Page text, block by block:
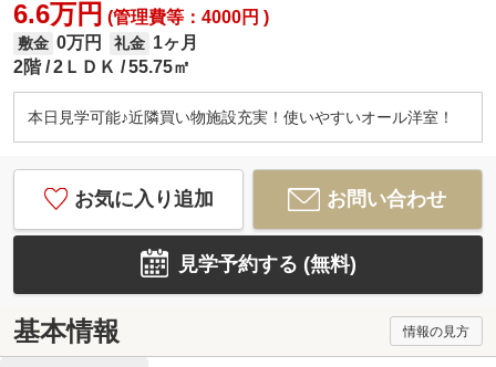
6.6万円 (管理費等：4000円 )
敷金 0万円 礼金 1ヶ月
2階 2ＬＤＫ 55.75㎡
本日見学可能♪近隣買い物施設充実！使いやすいオール洋室！
お気に入り追加 お問い合わせ
見学予約する (無料)
基本情報 情報の見方